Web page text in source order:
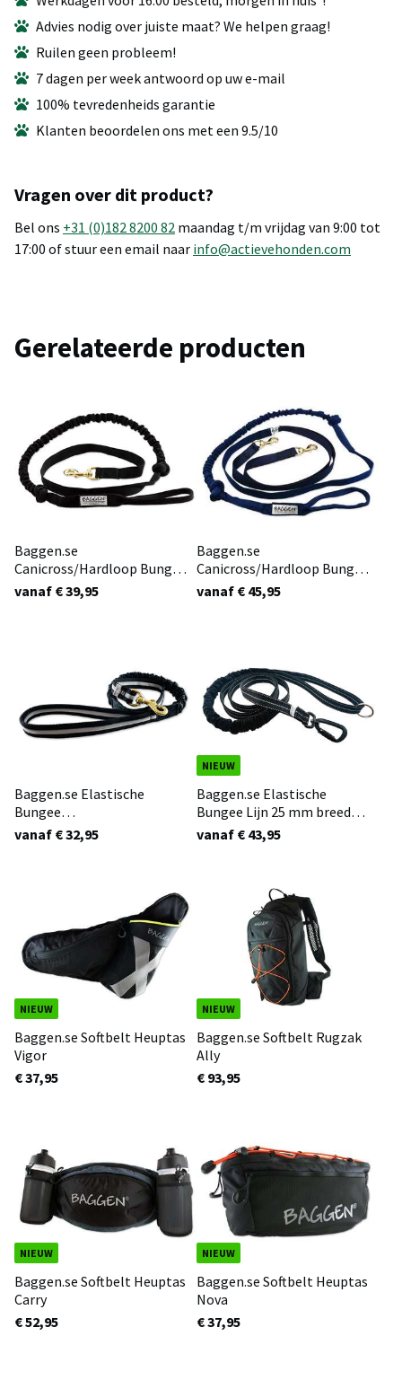
Advies nodig over juiste maat? We helpen graag!
Ruilen geen probleem!
7 dagen per week antwoord op uw e-mail
100% tevredenheids garantie
Klanten beoordelen ons met een 9.5/10
Vragen over dit product?
Bel ons +31 (0)182 8200 82 maandag t/m vrijdag van 9:00 tot
17:00 of stuur een email naar info@actievehonden.com
Gerelateerde producten
Baggen.se
Canicross/Hardloop Bungee
Lijn voor 1 hond Zwart
vanaf € 39,95
Baggen.se
Canicross/Hardloop Bungee
Lijn EXTREME voor 1 of 2
honden (voor sterke
vanaf € 45,95
Baggen.se Elastische
Bungee
wandel/step/hardloop lijn
Zwart/grijs
vanaf € 32,95
NIEUW
Baggen.se Elastische
Bungee Lijn 25 mm breed
(meerdere kleuren en
vanaf € 43,95
NIEUW
Baggen.se Softbelt Heuptas
Vigor
€ 37,95
NIEUW
Baggen.se Softbelt Rugzak
Ally
€ 93,95
NIEUW
Baggen.se Softbelt Heuptas
Carry
€ 52,95
NIEUW
Baggen.se Softbelt Heuptas
Nova
€ 37,95